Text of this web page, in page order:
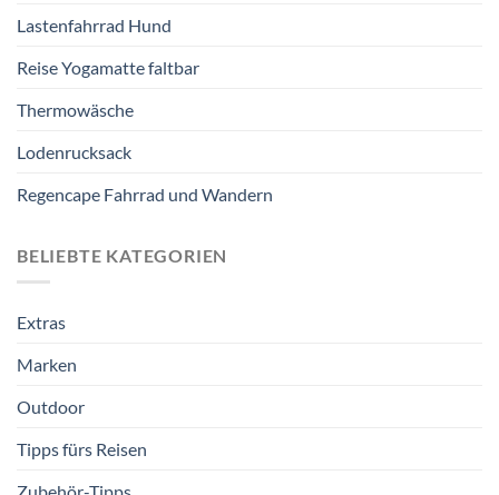
Lastenfahrrad Hund
Reise Yogamatte faltbar
Thermowäsche
Lodenrucksack
Regencape Fahrrad und Wandern
BELIEBTE KATEGORIEN
Extras
Marken
Outdoor
Tipps fürs Reisen